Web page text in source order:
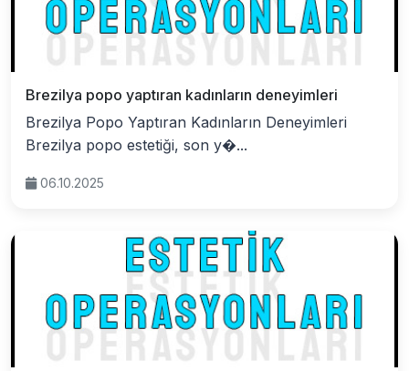
Brezilya popo yaptıran kadınların deneyimleri
Brezilya Popo Yaptıran Kadınların Deneyimleri
Brezilya popo estetiği, son y�...
06.10.2025